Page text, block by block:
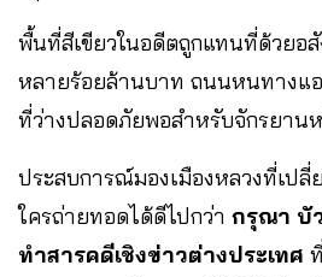
พื้นที่สีเขียวในอดีตถูกแทนที่ด้วยอ
หลายร้อยล้านบาท ถนนหนทางแ
ที่ว่างปลอดภัยพอสำหรับจักรยาน
ประสบการณ์มองเมืองหลวงที่เป
ใครถ่ายทอดได้ดีไปกว่า กรุณา บั
ทำสารคดีเชิงข่าวต่างประเทศ